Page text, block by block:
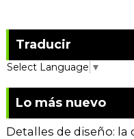
Traducir
Select Language ▼
Lo más nuevo
Detalles de diseño: